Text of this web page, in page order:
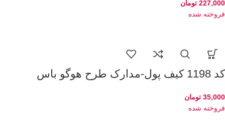
227,000 تومان
فروخته شده
کد 1198 کیف پول-مدارک طرح هوگو باس
35,000 تومان
فروخته شده